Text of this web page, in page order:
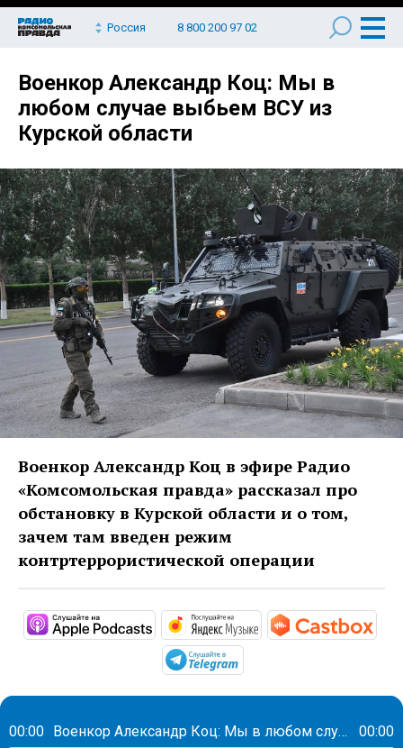
Россия 8 800 200 97 02
Военкор Александр Коц: Мы в
любом случае выбьем ВСУ из
Курской области
Военкор Александр Коц в эфире Радио
«Комсомольская правда» рассказал про
обстановку в Курской области и о том,
зачем там введен режим
контртеррористической операции
https://podcasts.apple.com/podcast/
https://
00:00 Военкор Александр Коц: Мы в любом случае выбьем ВСУ из Курской области 00:00